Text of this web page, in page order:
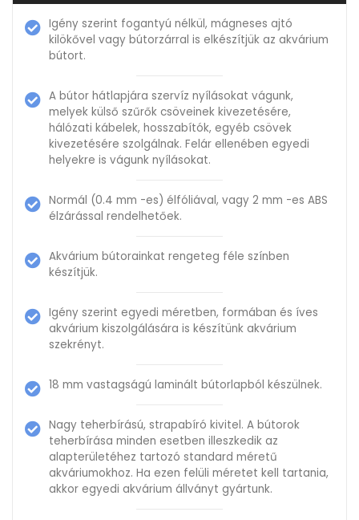
Igény szerint fogantyú nélkül, mágneses ajtó
kilökővel vagy bútorzárral is elkészítjük az akvárium
bútort.
A bútor hátlapjára szervíz nyílásokat vágunk,
melyek külső szűrők csöveinek kivezetésére,
hálózati kábelek, hosszabítók, egyéb csövek
kivezetésére szolgálnak. Felár ellenében egyedi
helyekre is vágunk nyílásokat.
Normál (0.4 mm -es) élfóliával, vagy 2 mm -es ABS
élzárással rendelhetőek.
Akvárium bútorainkat rengeteg féle színben
készítjük.
Igény szerint egyedi méretben, formában és íves
akvárium kiszolgálására is készítünk akvárium
szekrényt.
18 mm vastagságú laminált bútorlapból készülnek.
Nagy teherbírású, strapabíró kivitel. A bútorok
teherbírása minden esetben illeszkedik az
alapterületéhez tartozó standard méretű
akváriumokhoz. Ha ezen felüli méretet kell tartania,
akkor egyedi akvárium állványt gyártunk.